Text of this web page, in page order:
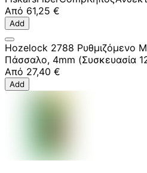
Από 61,25 €
Add
Hozelock 2788 Ρυθμιζόμενο
Πάσσαλο, 4mm (Συσκευασία
Από 27,40 €
Add